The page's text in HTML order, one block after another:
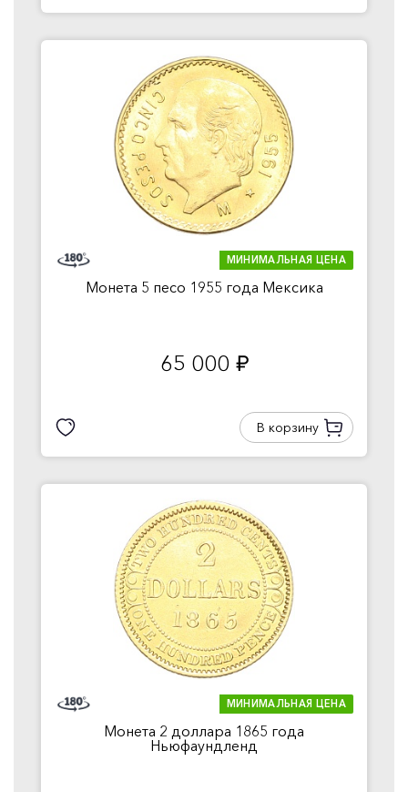
МИНИМАЛЬНАЯ ЦЕНА
Монета 5 песо 1955 года Мексика
65 000 руб.
В корзину
МИНИМАЛЬНАЯ ЦЕНА
Монета 2 доллара 1865 года
Ньюфаундленд